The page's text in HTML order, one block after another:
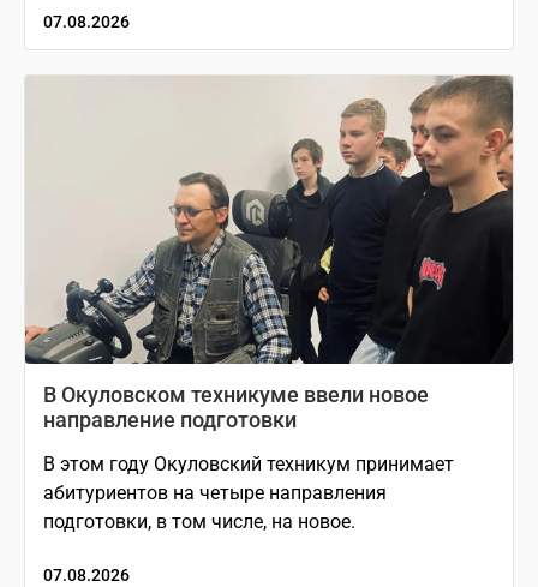
07.08.2026
В Окуловском техникуме ввели новое
направление подготовки
В этом году Окуловский техникум принимает
абитуриентов на четыре направления
подготовки, в том числе, на новое.
07.08.2026